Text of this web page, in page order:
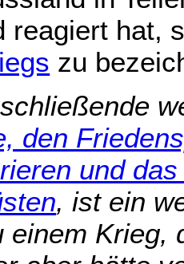
reagiert hat,
zu
den
und
, ist ein
einem Krieg,